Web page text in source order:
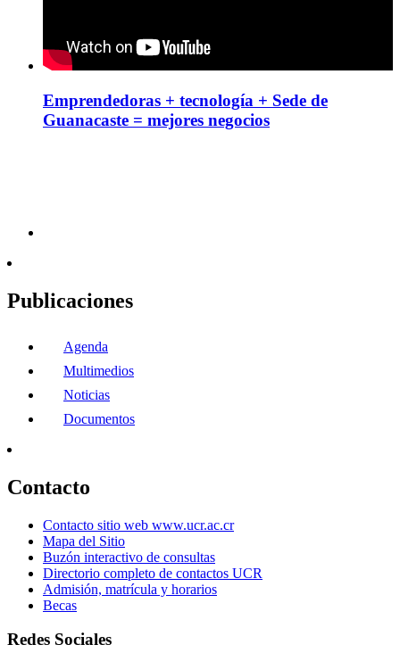
Emprendedoras + tecnología + Sede de
Guanacaste = mejores negocios
Publicaciones
Agenda
Multimedios
Noticias
Documentos
Contacto
Contacto sitio web www.ucr.ac.cr
Mapa del Sitio
Buzón interactivo de consultas
Directorio completo de contactos UCR
Admisión, matrícula y horarios
Becas
Redes Sociales